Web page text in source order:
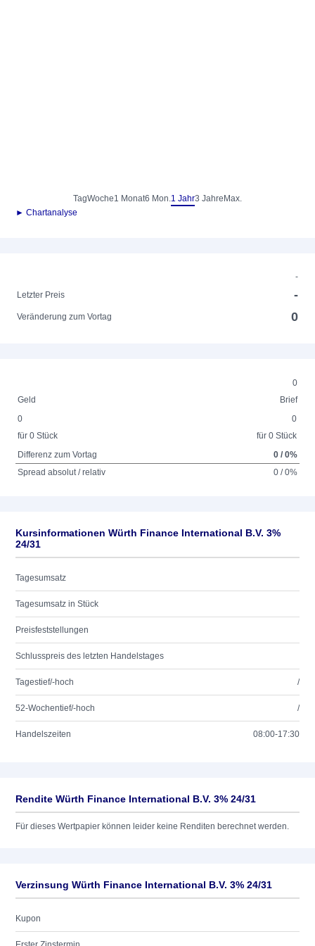
TagWoche1 Monat6 Mon.1 Jahr3 Jahre Max.
► Chartanalyse
-
Letzter Preis
-
Veränderung zum Vortag 0
0
Geld
Brief
0
für 0 Stück
0
für 0 Stück
Differenz zum Vortag
0 / 0%
Spread absolut / relativ
0 / 0%
Kursinformationen Würth Finance International B.V. 3%
24/31
Tagesumsatz
Tagesumsatz in Stück
Preisfeststellungen
Schlusspreis des letzten Handelstages
Tagestief/-hoch /
52-Wochentief/-hoch /
Handelszeiten 08:00-17:30
Rendite Würth Finance International B.V. 3% 24/31
Für dieses Wertpapier können leider keine Renditen berechnet werden.
Verzinsung Würth Finance International B.V. 3% 24/31
Kupon